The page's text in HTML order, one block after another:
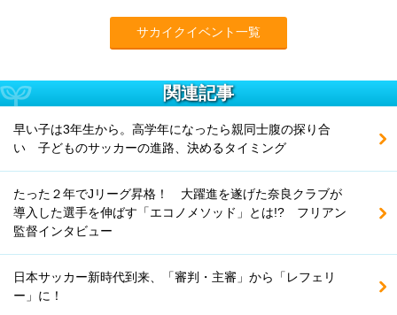
サカイクイベント一覧
関連記事
早い子は3年生から。高学年になったら親同士腹の探り合
い 子どものサッカーの進路、決めるタイミング
たった２年でJリーグ昇格！ 大躍進を遂げた奈良クラブが
導入した選手を伸ばす「エコノメソッド」とは!? フリアン
監督インタビュー
日本サッカー新時代到来、「審判・主審」から「レフェリ
ー」に！